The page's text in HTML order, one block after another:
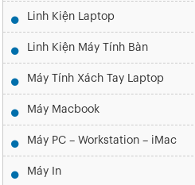
Linh Kiện Laptop
Linh Kiện Máy Tính Bàn
Máy Tính Xách Tay Laptop
Máy Macbook
Máy PC – Workstation – iMac
Máy In